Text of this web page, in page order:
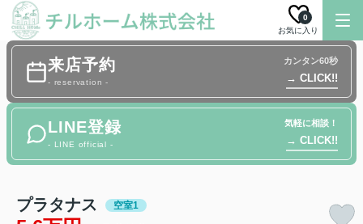
お気に入り
0
来店予約
- reservation -
カンタン60秒
→ CLICK!!
LINE登録
- LINE official -
気軽に相談！
→ CLICK!!
プラタナス 空室1